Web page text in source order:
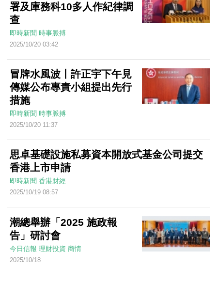
署及庫務科10多人作紀律調
查
即時新聞 時事脈搏
2025/10/20 03:42
冒牌水風波丨許正宇下午見
傳媒公布專責小組提出先行
措施
即時新聞 時事脈搏
2025/10/20 11:37
思卓基礎設施私募資本開放式基金公司提交
香港上市申請
即時新聞 香港財經
2025/10/19 08:57
潮總舉辦「2025 施政報
告」研討會
今日信報 理財投資 商情
2025/10/18